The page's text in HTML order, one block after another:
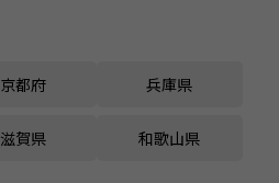
京都府 兵庫県
滋賀県 和歌山県